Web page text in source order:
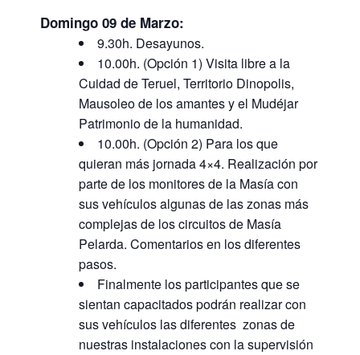
Domingo 09 de Marzo:
9.30h. Desayunos.
10.00h. (Opción 1) Visita libre a la
Cuidad de Teruel, Territorio Dinopolis,
Mausoleo de los amantes y el Mudéjar
Patrimonio de la humanidad.
10.00h. (Opción 2) Para los que
quieran más jornada 4×4. Realización por
parte de los monitores de la Masía con
sus vehículos algunas de las zonas más
complejas de los circuitos de Masía
Pelarda. Comentarios en los diferentes
pasos.
Finalmente los participantes que se
sientan capacitados podrán realizar con
sus vehículos las diferentes zonas de
nuestras instalaciones con la supervisión